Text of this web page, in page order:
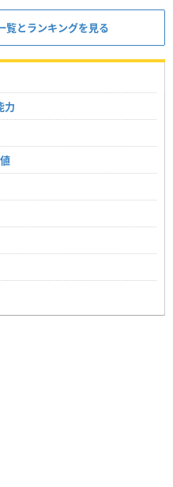
とランキングを見る
力